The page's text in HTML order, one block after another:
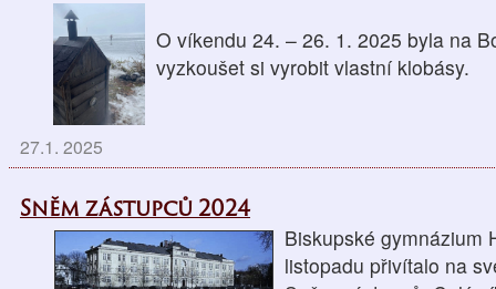
O víkendu 24. – 26. 1. 2025 byla na
vyzkoušet si vyrobit vlastní klobásy.
27.1. 2025
Sněm zástupců 2024
Biskupské gymnázium
listopadu přivítalo na